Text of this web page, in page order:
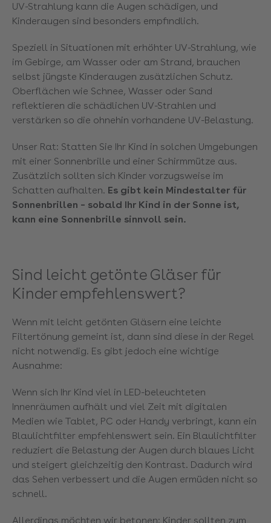
UV-Strahlung kann die Augen schädigen, und
Kinderaugen sind besonders empfindlich.
Speziell in Situationen mit erhöhter UV-Strahlung, wie
im Gebirge, am Wasser oder am Strand, brauchen
selbst jüngste Kinderaugen zusätzlichen Schutz.
Oberflächen wie Schnee, Wasser oder Sand
reflektieren die schädlichen UV-Strahlen und
verstärken so die ohnehin vorhandene UV-Belastung.
Unser Rat: Statten Sie Ihr Kind in solchen Umgebungen
mit einer Sonnenbrille und einer Schirmmütze aus.
Zusätzlich sollten sich Kinder vorzugsweise im
Schatten aufhalten. Es gibt kein Mindestalter für
Sonnenbrillen – sobald Ihr Kind in der Sonne ist,
kann eine Sonnenbrille sinnvoll sein.
Sind leicht getönte Gläser für
Kinder empfehlenswert?
Wenn mit leicht getönten Gläsern eine leichte
Filtertönung gemeint ist, dann sind diese in der Regel
nicht notwendig. Es gibt jedoch eine wichtige
Ausnahme:
Wenn sich Ihr Kind viel in LED-beleuchteten
Innenräumen aufhält und viel Zeit mit digitalen
Medien wie Tablet, PC oder Handy verbringt, kann ein
Blaulichtfilter empfehlenswert sein. Ein Blaulichtfilter
reduziert die Belastung der Augen durch blaues Licht
und steigert gleichzeitig den Kontrast. Dadurch wird
das Sehen verbessert und die Augen ermüden nicht so
schnell.
Allerdings möchten wir betonen: Kinder sollten zum